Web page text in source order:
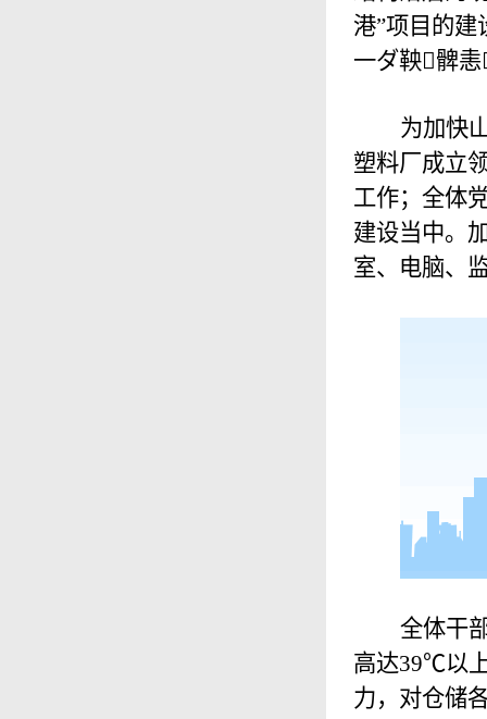
港”项目的
一ダ鞅髀
为加快
塑料厂成立
工作；全体
建设当中。
室、电脑、
全体干
高达39℃以
力，对仓储